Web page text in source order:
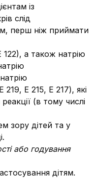
із
слід
перш ніж приймати
122), а також натрію
219, E 215, E 217), які
(в тому числі
зору дітей та у
або годування
дітям.